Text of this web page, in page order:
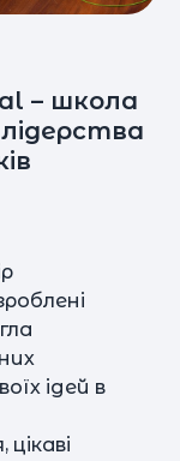
– школа
ідей в